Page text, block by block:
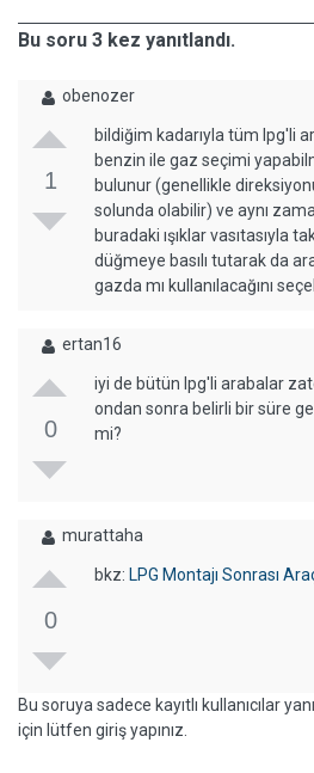
Bu soru 3 kez yanıtlandı.
obenozer
1
bildiğim kadarıyla tüm lpg'li
benzin ile gaz seçimi
bulunur (genellikle
solunda olabilir) ve aynı
buradaki ışıklar vasıtasıyla
düğmeye basılı tutarak da
gazda mı kullanılacağını
ertan16
0
iyi de bütün lpg'li arabalar
ondan sonra belirli bir süre
mi?
murattaha
0
bkz: LPG Montajı Sonrası
Bu soruya sadece kayıtlı kullanıcılar
için lütfen giriş yapınız.